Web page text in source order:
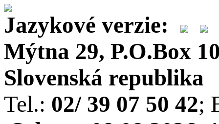
Jazykové verzie:
Mýtna 29, P.O.Box
Slovenská republika
Tel.: 02/ 39 07 50 42;